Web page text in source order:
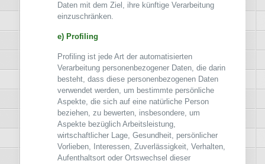
Daten mit dem Ziel, ihre künftige Verarbeitung
einzuschränken.
e) Profiling
Profiling ist jede Art der automatisierten
Verarbeitung personenbezogener Daten, die darin
besteht, dass diese personenbezogenen Daten
verwendet werden, um bestimmte persönliche
Aspekte, die sich auf eine natürliche Person
beziehen, zu bewerten, insbesondere, um
Aspekte bezüglich Arbeitsleistung,
wirtschaftlicher Lage, Gesundheit, persönlicher
Vorlieben, Interessen, Zuverlässigkeit, Verhalten,
Aufenthaltsort oder Ortswechsel dieser